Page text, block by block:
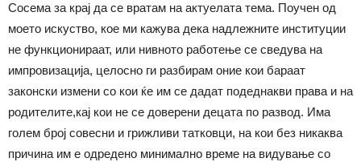
Сосема за крај да се вратам на актуелата тема. Поучен од
моето искуство, кое ми кажува дека надлежните институции
не функционираат, или нивното работење се сведува на
импровизација, целосно ги разбирам оние кои бараат
законски измени со кои ќе им се дадат подеднакви права и на
родителите,кај кои не се доверени децата по развод. Има
голем број совесни и грижливи татковци, на кои без никаква
причина им е одредено минимално време на видување со